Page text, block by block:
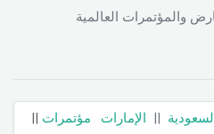
والمؤتمرات العالمية
|| الإمارات
مؤتمرات ||